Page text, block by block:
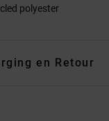
polyester
en Retour